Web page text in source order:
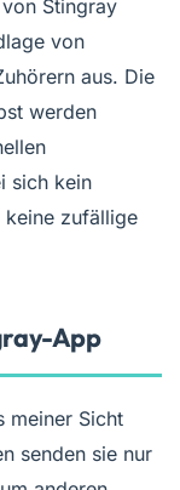
Stingray
von
aus. Die
werden
sich kein
zufällige
App
meiner Sicht
senden sie nur